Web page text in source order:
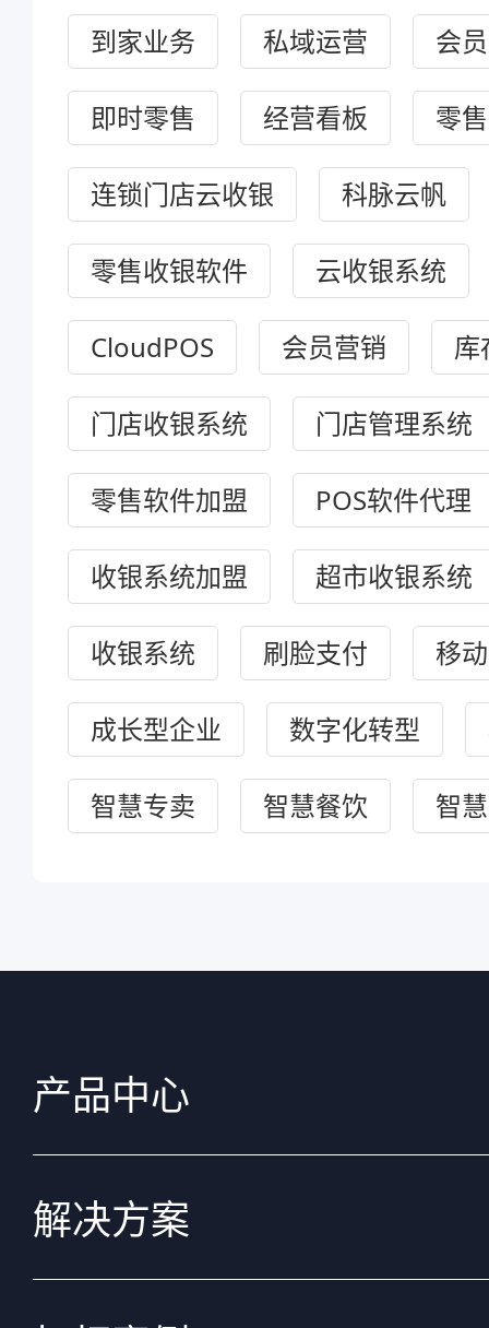
到家业务 私域运营 会
即时零售 经营看板 零
连锁门店云收银 科脉云帆
零售收银软件 云收银系统
CloudPOS 会员营销 库
门店收银系统 门店管理系统
零售软件加盟 POS软件代理
收银系统加盟 超市收银系统
收银系统 刷脸支付 移
成长型企业 数字化转型
智慧专卖 智慧餐饮 智
产品中心
解决方案